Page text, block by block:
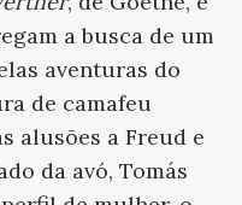
a busca de um
aventuras do
de camafeu
alusões a Freud e
da avó, Tomás